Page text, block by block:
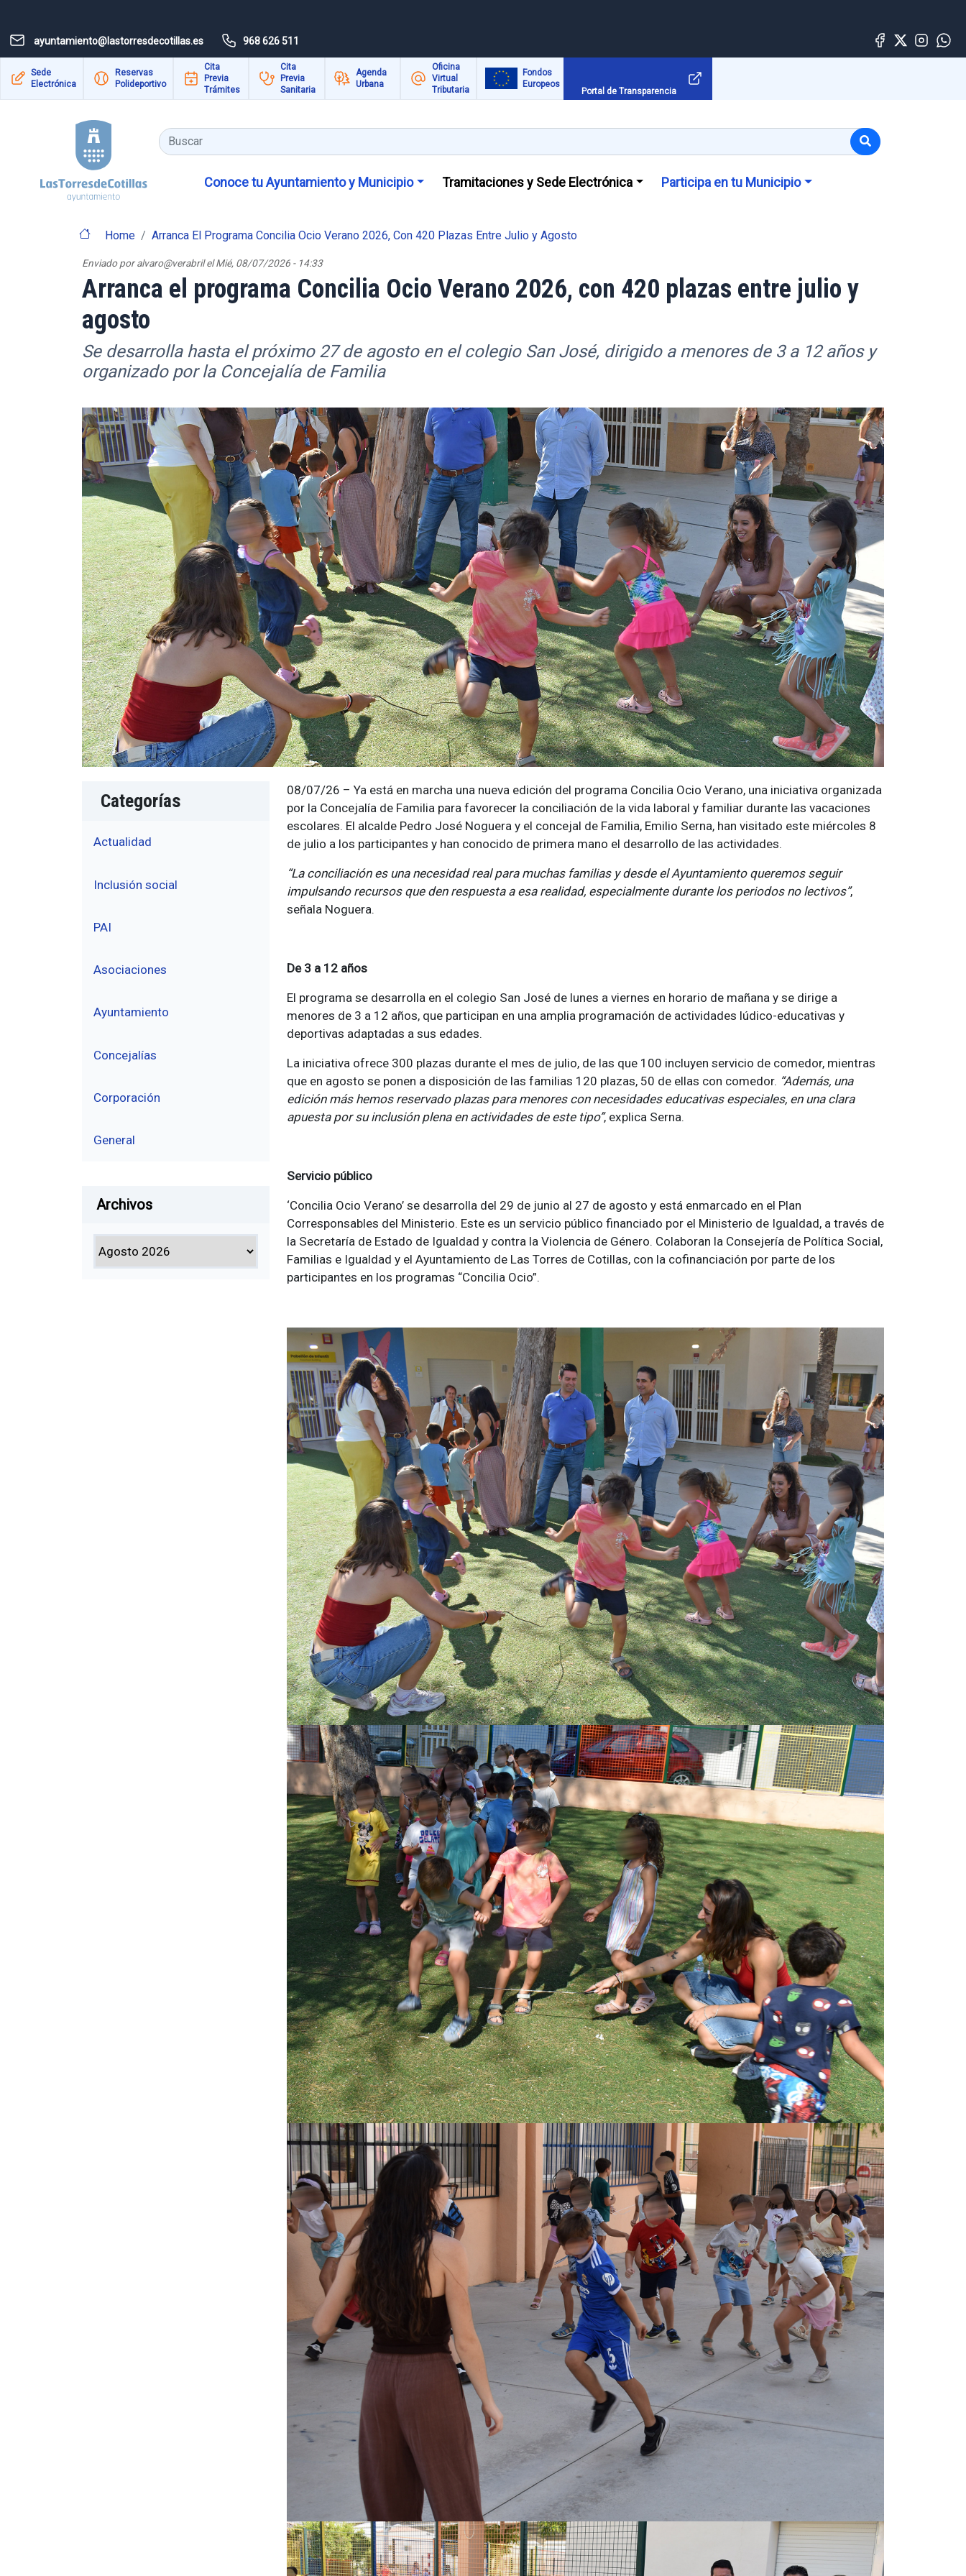
ayuntamiento@lastorresdecotillas.es 968 626 511
Sede
Electrónica
Reservas
Polideportivo
Cita
Previa
Trámites
Cita
Previa
Sanitaria
Agenda
Urbana
Oficina
Virtual
Tributaria
Fondos
Europeos
Portal de Transparencia
Buscar
Conoce tu Ayuntamiento y Municipio Tramitaciones y Sede Electrónica Participa en tu Municipio
Home Arranca El Programa Concilia Ocio Verano 2026, Con 420 Plazas Entre Julio y Agosto
Enviado poralvaro@verabril elMié, 08/07/2026 - 14:33
Arranca el programa Concilia Ocio Verano 2026, con 420 plazas entre julio y
agosto
Se desarrolla hasta el próximo 27 de agosto en el colegio San José, dirigido a menores de 3 a 12 años y
organizado por la Concejalía de Familia
Categorías
Actualidad
Inclusión social
PAI
Asociaciones
Ayuntamiento
Concejalías
Corporación
General
Archivos
08/07/26 – Ya está en marcha una nueva edición del programa Concilia Ocio Verano, una iniciativa organizada
por la Concejalía de Familia para favorecer la conciliación de la vida laboral y familiar durante las vacaciones
escolares. El alcalde Pedro José Noguera y el concejal de Familia, Emilio Serna, han visitado este miércoles 8
de julio a los participantes y han conocido de primera mano el desarrollo de las actividades.
“La conciliación es una necesidad real para muchas familias y desde el Ayuntamiento queremos seguir
impulsando recursos que den respuesta a esa realidad, especialmente durante los periodos no lectivos”,
señala Noguera.
De 3 a 12 años
El programa se desarrolla en el colegio San José de lunes a viernes en horario de mañana y se dirige a
menores de 3 a 12 años, que participan en una amplia programación de actividades lúdico-educativas y
deportivas adaptadas a sus edades.
La iniciativa ofrece 300 plazas durante el mes de julio, de las que 100 incluyen servicio de comedor, mientras
que en agosto se ponen a disposición de las familias 120 plazas, 50 de ellas con comedor. “Además, una
edición más hemos reservado plazas para menores con necesidades educativas especiales, en una clara
apuesta por su inclusión plena en actividades de este tipo”, explica Serna.
Servicio público
‘Concilia Ocio Verano’ se desarrolla del 29 de junio al 27 de agosto y está enmarcado en el Plan
Corresponsables del Ministerio. Este es un servicio público financiado por el Ministerio de Igualdad, a través de
la Secretaría de Estado de Igualdad y contra la Violencia de Género. Colaboran la Consejería de Política Social,
Familias e Igualdad y el Ayuntamiento de Las Torres de Cotillas, con la cofinanciación por parte de los
participantes en los programas “Concilia Ocio”.